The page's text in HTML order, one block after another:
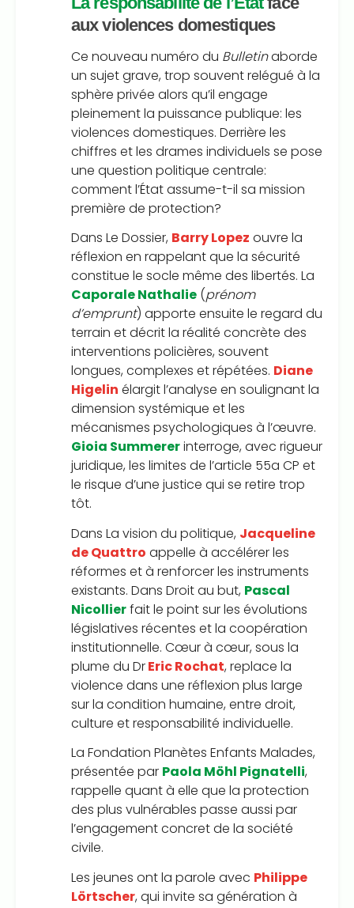
aux violences domestiques
Ce nouveau numéro du Bulletinaborde
un sujet grave, trop souvent relégué à la
sphère privée alors qu’il engage
pleinement la puissance publique: les
violences domestiques. Derrière les
chiffres et les drames individuels se pose
une question politique centrale:
comment l’État assume-t-il sa mission
première de protection?
Dans Le Dossier, Barry Lopez ouvre la
réflexion en rappelant que la sécurité
constitue le socle même des libertés. La
Caporale Nathalie (prénom
d’emprunt) apporte ensuite le regard du
terrain et décrit la réalité concrète des
interventions policières, souvent
longues, complexes et répétées. Diane
Higelin élargit l’analyse en soulignant la
dimension systémique et les
mécanismes psychologiques à l’œuvre.
Gioia Summererinterroge, avec rigueur
juridique, les limites de l’article 55a CP et
le risque d’une justice qui se retire trop
tôt.
Dans La vision du politique, Jacqueline
de Quattro appelle à accélérer les
réformes et à renforcer les instruments
existants. Dans Droit au but, Pascal
Nicollierfait le point sur les évolutions
législatives récentes et la coopération
institutionnelle. Cœur à cœur, sous la
plume du DrEric Rochat, replace la
violence dans une réflexion plus large
sur la condition humaine, entre droit,
culture et responsabilité individuelle.
La Fondation Planètes Enfants Malades,
présentée par Paola Möhl Pignatelli,
rappelle quant à elle que la protection
des plus vulnérables passe aussi par
l’engagement concret de la société
civile.
Les jeunes ont la parole avec Philippe
Lörtscher, qui invite sa génération à